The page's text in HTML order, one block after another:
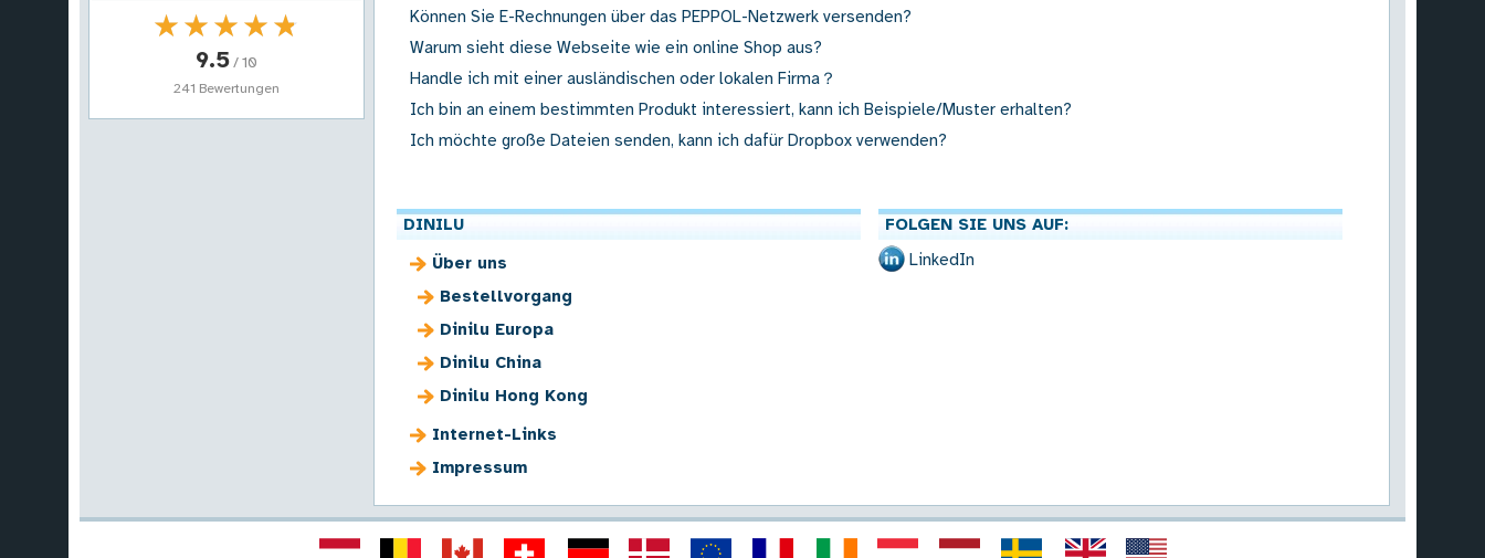
★★★★★
★★★★★
9.5/ 10
241 Bewertungen
Können Sie E-Rechnungen über das PEPPOL-Netzwerk versenden?
Warum sieht diese Webseite wie ein online Shop aus?
Handle ich mit einer ausländischen oder lokalen Firma？
Ich bin an einem bestimmten Produkt interessiert, kann ich Beispiele/Muster erhalten?
Ich möchte große Dateien senden, kann ich dafür Dropbox verwenden?
DINILU
Über uns
Bestellvorgang
Dinilu Europa
Dinilu China
Dinilu Hong Kong
Internet-Links
Impressum
FOLGEN SIE UNS AUF:
LinkedIn